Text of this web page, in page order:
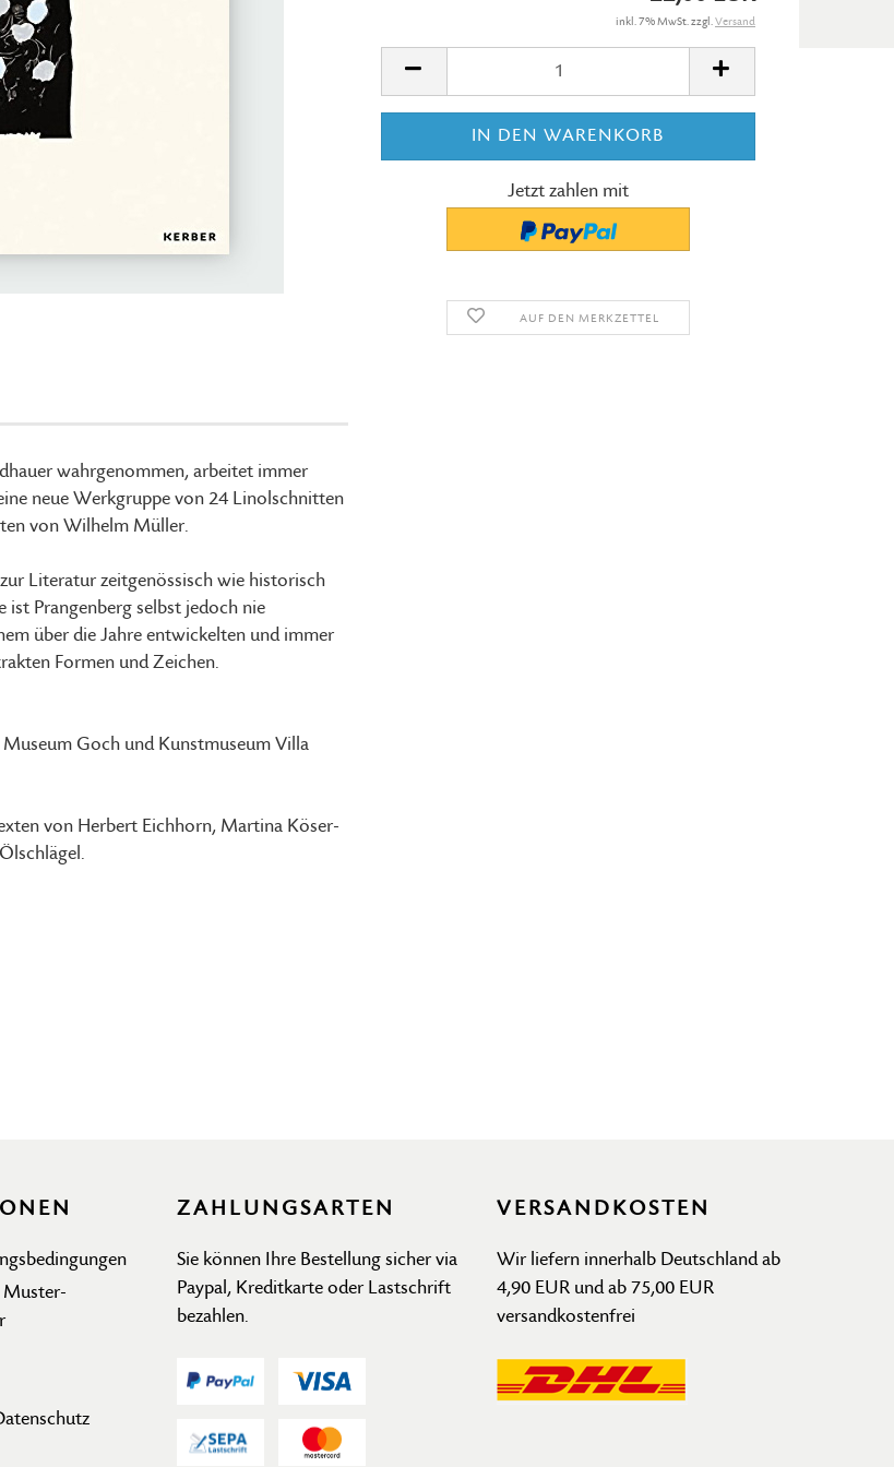
inkl. 7% MwSt. zzgl.Versand
Jetzt zahlen mit
AUF DEN MERKZETTEL
wahrgenommen, arbeitet immer
neue Werkgruppe von 24 Linolschnitten
von Wilhelm Müller.
Literatur zeitgenössisch wie historisch
ist Prangenberg selbst jedoch nie
über die Jahre entwickelten und immer
Formen und Zeichen.
Museum Goch und Kunstmuseum Villa
von Herbert Eichhorn, Martina Köser-
ZAHLUNGSARTEN
Sie können Ihre Bestellung sicher via
Paypal, Kreditkarte oder Lastschrift
bezahlen.
VERSANDKOSTEN
Wir liefern innerhalb Deutschland ab
4,90 EUR und ab 75,00 EUR
versandkostenfrei